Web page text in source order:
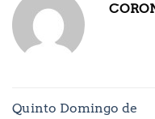
Quinto Domingo de